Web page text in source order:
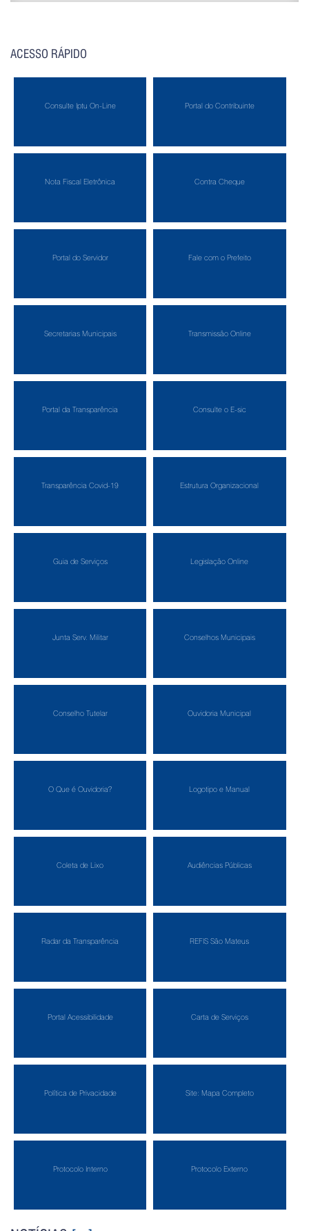
ACESSO RÁPIDO
Consulte Iptu On-Line Portal do Contribuinte
Nota Fiscal Eletrônica Contra Cheque
Portal do Servidor Fale com o Prefeito
Secretarias Municipais Transmissão Online
Portal da Transparência Consulte o E-sic
Transparência Covid-19 Estrutura Organizacional
Guia de Serviços Legislação Online
Junta Serv. Militar Conselhos Municipais
Conselho Tutelar Ouvidoria Municipal
O Que é Ouvidoria? Logotipo e Manual
Coleta de Lixo Audiências Públicas
Radar da Transparência REFIS São Mateus
Portal Acessibilidade Carta de Serviços
Política de Privacidade Site: Mapa Completo
Protocolo Interno Protocolo Externo